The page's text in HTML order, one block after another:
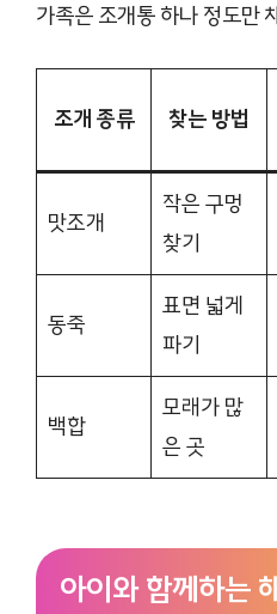
가족은 조개통 하나 정도만
조개 종류 찾는 방법
맛조개
작은 구멍
찾기
동죽
표면 넓게
파기
백합
모래가 많
은 곳
아이와 함께하는